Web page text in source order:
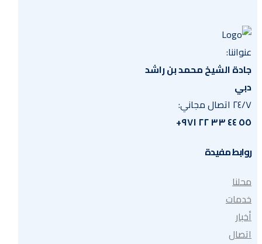
عنواننا:
جادة الشيخ محمد بن راشد
دبي
٢٤/٧ اتصال مجاني:
٥٥ ٤٤ ٣٣ ٢٢ ٩٧١+
روابط مفيدة
محلنا
خدمات
أخبار
اتصال